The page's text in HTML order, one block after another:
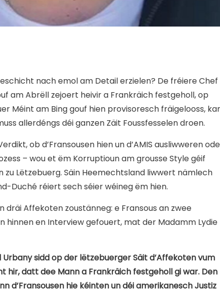
nach emol am Detail erzielen? De fréiere Chef
am Abrëll zejoert heivir a Frankräich festgeholl, op
Méint am Bing gouf hien provisoresch fräigelooss,
allerdéngs déi ganzen Zäit Foussfesselen droen.
ob d’Fransousen hien un d’AMIS ausliwweren
– wou et ëm Korruptioun am grousse Style géif
Lëtzebuerg. Säin Heemechtsland liwwert nämlech
Duché réiert sech séier wéineg ëm hien.
dräi Affekoten zoustänneg: e Fransous an zwee
hinnen en Interview gefouert, mat der Madamm Lydie
sidd op der lëtzebuerger Säit d’Affekoten vum
hir, datt dee Mann a Frankräich festgeholl gi war. Den
d’Fransousen hie kéinten un déi amerikanesch Justiz